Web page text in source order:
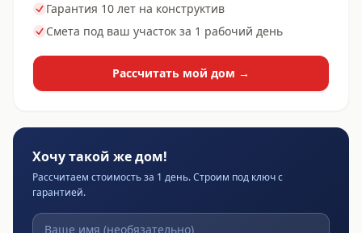
Гарантия 10 лет на конструктив
Смета под ваш участок за 1 рабочий день
Рассчитать мой дом →
Хочу такой же дом!
Рассчитаем стоимость за 1 день. Строим под ключ с
гарантией.